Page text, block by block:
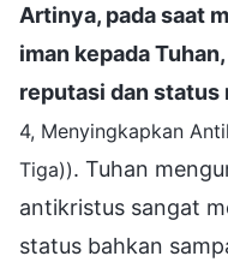
Artinya, pada saat
iman kepada
reputasi dan status
4, Menyingkapkan
Tiga)). Tuhan
antikristus sangat
status bahkan